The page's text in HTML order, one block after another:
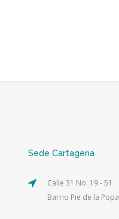
Sede Cartagena
Calle 31 No. 19 - 51
Barrio Pie de la Popa